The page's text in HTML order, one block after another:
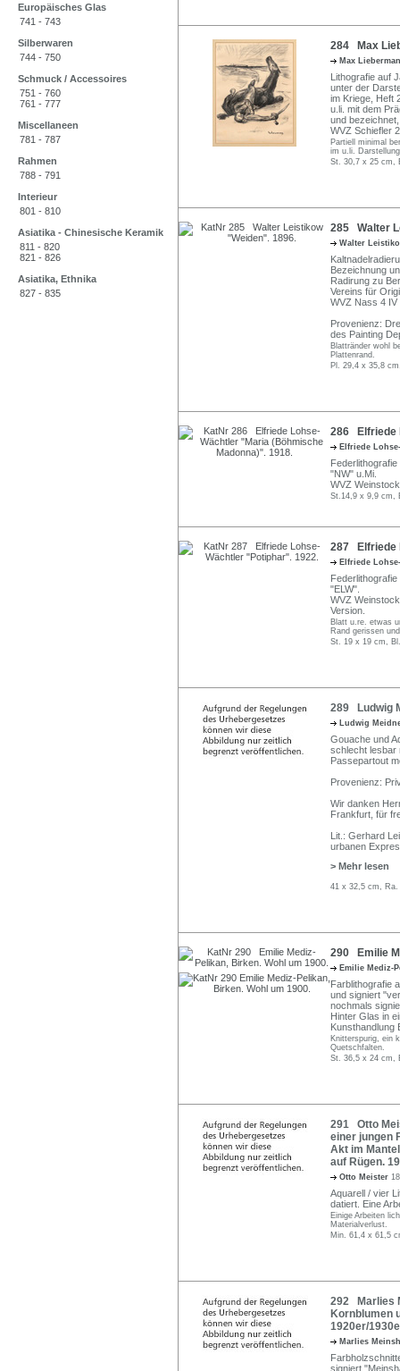
Europäisches Glas
741 - 743
Silberwaren
744 - 750
Schmuck / Accessoires
751 - 760
761 - 777
Miscellaneen
781 - 787
Rahmen
788 - 791
Interieur
801 - 810
Asiatika - Chinesische Keramik
811 - 820
821 - 826
Asiatika, Ethnika
827 - 835
284 Max
Max
Lithografie auf
unter der
im Kriege, Heft
u.li. mit dem
und
WVZ Schiefler
Partiell minimal
im u.li.
St. 30,7 x 25 cm,
285 Walter
Walter
Bezeichnung
Radirung zu
Vereins für
WVZ Nass 4
Provenienz:
des Painting
Blattränder wohl
Plattenrand.
Pl. 29,4 x 35,8
286 Elfriede
Elfriede
"NW" u.Mi.
WVZ
St.14,9 x 9,9 cm,
287 Elfriede
Elfriede
"ELW".
WVZ
Version.
Blatt u.re. etwas
Rand gerissen
St. 19 x 19 cm,
289 Ludwig
Ludwig
Gouache und
schlecht lesbar
Passepartout
Provenienz:
Wir danken
Frankfurt, für
Lit.: Gerhard
urbanen
> Mehr lesen
41 x 32,5 cm,
290 Emilie
Emilie Mediz-
Farblithografie
und signiert
nochmals
Hinter Glas in
Kunsthandlung
Knitterspurig, ein
Quetschfalten.
St. 36,5 x 24 cm,
291 Otto
einer jungen
Akt im
auf Rügen.
Otto Meister
Aquarell / vier
datiert. Eine
Einige Arbeiten
Materialverlust.
Min. 61,4 x 61,5
292 Marlies
Kornblumen
1920er/
Marlies
signiert